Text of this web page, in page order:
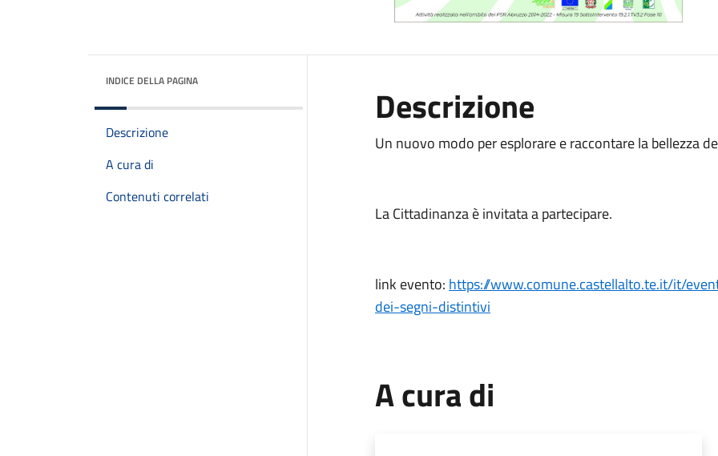
INDICE DELLA PAGINA
Descrizione
A cura di
Contenuti correlati
Descrizione
Un nuovo modo per esplorare e raccontare la bellezza
La Cittadinanza è invitata a partecipare.
link evento: https://www.comune.castellalto.te.it/it/
dei-segni-distintivi
A cura di